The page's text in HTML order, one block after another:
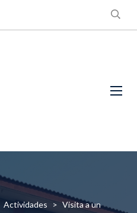
Actividades > Visita a un